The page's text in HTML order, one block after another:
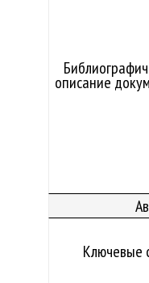
описание
Ключевые